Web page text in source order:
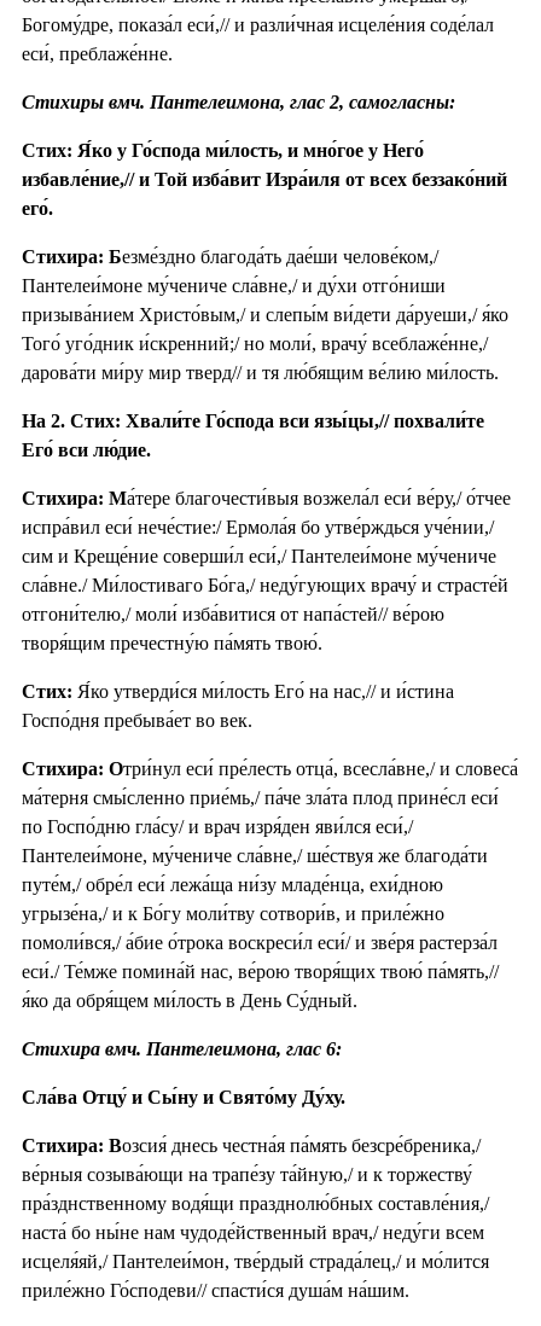
Богому́дре, показа́л еси́,// и разли́чная исцеле́ния соде́лал
еси́, преблаже́нне.
Стихиры вмч. Пантелеимона, глас 2, самогласны:
Стих: Я́ко у Го́спода ми́лость, и мно́гое у Него́
избавле́ние,// и Той изба́вит Изра́иля от всех беззако́ний
его́.
Стихира: Безме́здно благода́ть дае́ши челове́ком,/
Пантелеи́моне му́чениче сла́вне,/ и ду́хи отго́ниши
призыва́нием Христо́вым,/ и слепы́м ви́дети да́руеши,/ я́ко
Того́ уго́дник и́скренний;/ но моли́, врачу́ всеблаже́нне,/
дарова́ти ми́ру мир тверд// и тя лю́бящим ве́лию ми́лость.
На 2. Стих: Хвали́те Го́спода вси язы́цы,// похвали́те
Его́ вси лю́дие.
Стихира: Ма́тере благочести́выя возжела́л еси́ ве́ру,/ о́тчее
испра́вил еси́ нече́стие:/ Ермола́я бо утве́рждься уче́нии,/
сим и Креще́ние соверши́л еси́,/ Пантелеи́моне му́чениче
сла́вне./ Ми́лостиваго Бо́га,/ неду́гующих врачу́ и страсте́й
отгони́телю,/ моли́ изба́витися от напа́стей// ве́рою
творя́щим пречестну́ю па́мять твою́.
Стих: Я́ко утверди́ся ми́лость Его́ на нас,// и и́стина
Госпо́дня пребыва́ет во век.
Стихира: Отри́нул еси́ пре́лесть отца́, всесла́вне,/ и словеса́
ма́терня смы́сленно прие́мь,/ па́че зла́та плод прине́сл еси́
по Госпо́дню гла́су/ и врач изря́ден яви́лся еси́,/
Пантелеи́моне, му́чениче сла́вне,/ ше́ствуя же благода́ти
путе́м,/ обре́л еси́ лежа́ща ни́зу младе́нца, ехи́дною
угрызе́на,/ и к Бо́гу моли́тву сотвори́в, и приле́жно
помоли́вся,/ а́бие о́трока воскреси́л еси́/ и зве́ря растерза́л
еси́./ Те́мже помина́й нас, ве́рою творя́щих твою́ па́мять,//
я́ко да обря́щем ми́лость в День Су́дный.
Стихира вмч. Пантелеимона, глас 6:
Сла́ва Отцу́ и Сы́ну и Свято́му Ду́ху.
Стихира: Возсия́ днесь честна́я па́мять безсре́бреника,/
ве́рныя созыва́ющи на трапе́зу та́йную,/ и к торжеству́
пра́зднственному водя́щи празднолю́бных составле́ния,/
наста́ бо ны́не нам чудоде́йственный врач,/ неду́ги всем
исцеля́яй,/ Пантелеи́мон, тве́рдый страда́лец,/ и мо́лится
приле́жно Го́сподеви// спасти́ся душа́м на́шим.